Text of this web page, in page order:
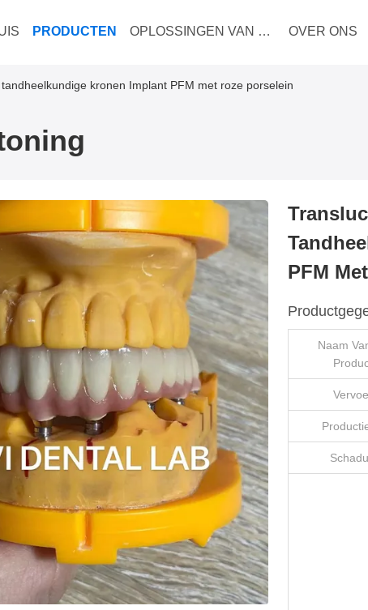
PRODUCTEN OPLOSSINGEN VAN ZAKEN OVER ONS
kronen Implant PFM met roze porselein
PFM
Naam